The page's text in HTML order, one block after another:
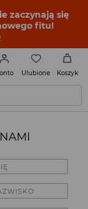
zaczynają się
fitu!
Ulubione Koszyk